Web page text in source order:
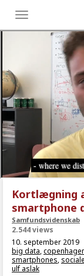
Toggle
menu
Kortlægning
smartphone
Samfundsvidenskab
2.544 views
10. september 2019
big data,
smartphones,
ulf aslak